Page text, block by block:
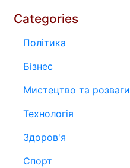
Categories
Політика
Бізнес
Мистецтво та розваги
Технологія
Здоров'я
Спорт